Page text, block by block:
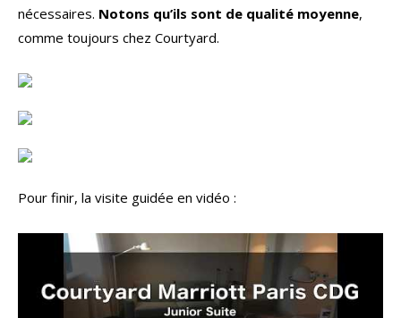
nécessaires. Notons qu’ils sont de qualité moyenne,
comme toujours chez Courtyard.
Pour finir, la visite guidée en vidéo :